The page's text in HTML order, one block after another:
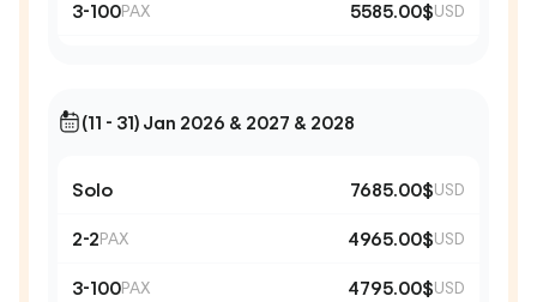
3-100PAX 5585.00$USD
(11 - 31) Jan 2026 & 2027 & 2028
Solo 7685.00$USD
2-2PAX 4965.00$USD
3-100PAX 4795.00$USD